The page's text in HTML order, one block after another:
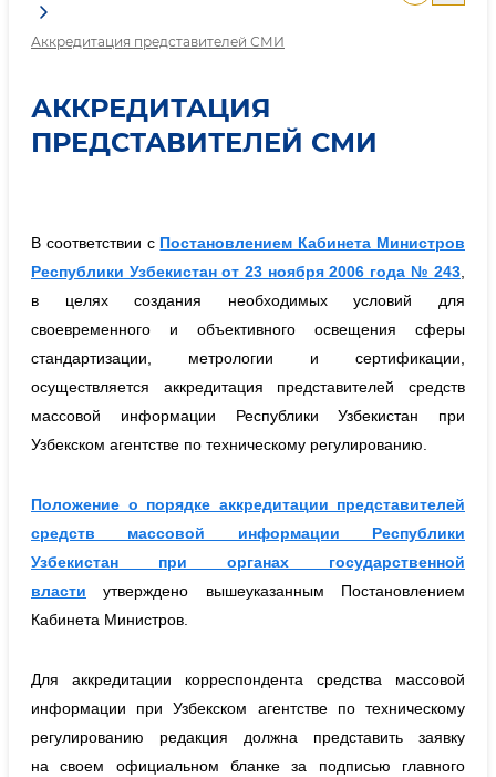
Аккредитация представителей СМИ
АККРЕДИТАЦИЯ
ПРЕДСТАВИТЕЛЕЙ СМИ
В соответствии с Постановлением Кабинета Министров
Республики Узбекистан от 23 ноября 2006 года № 243
в целях создания необходимых условий для
своевременного и объективного освещения сферы
стандартизации, метрологии и сертификации,
осуществляется аккредитация представителей средств
массовой информации Республики Узбекистан при
Узбекском агентстве по техническому регулированию.
Положение о порядке аккредитации представителей
средств массовой информации Республики
Узбекистан при органах государственной
власти утверждено вышеуказанным Постановлением
Кабинета Министров.
Для аккредитации корреспондента средства массовой
информации при Узбекском агентстве по техническому
регулированию редакция должна представить заявку
на своем официальном бланке за подписью главного